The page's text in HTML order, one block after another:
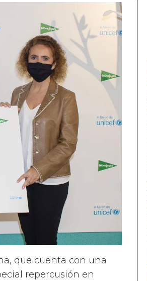
que cuenta con una
repercusión en